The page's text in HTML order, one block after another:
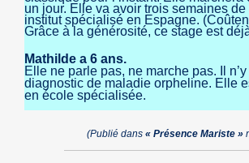
un jour. Elle va avoir trois semaines de
institut spécialisé en Espagne.
Grâce à la générosité, ce stage est
Mathilde a 6 ans.
Elle ne parle pas, ne marche pas. Il
diagnostic de maladie orpheline. Elle
en école spécialisée.
(Publié dans « Présence Mariste »